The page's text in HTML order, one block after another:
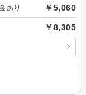
あり ￥5,060
￥8,305